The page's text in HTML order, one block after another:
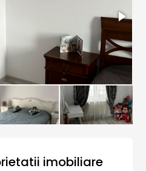
imobiliare